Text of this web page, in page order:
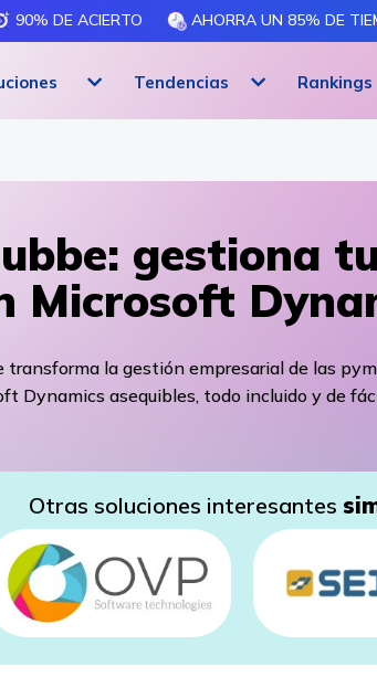
90% DE ACIERTO AHORRA UN 85% DE
Tendencias Rankings
gestiona
Microsoft
transforma la gestión empresarial de las
Dynamics asequibles, todo incluido y de
Otras soluciones interesantes